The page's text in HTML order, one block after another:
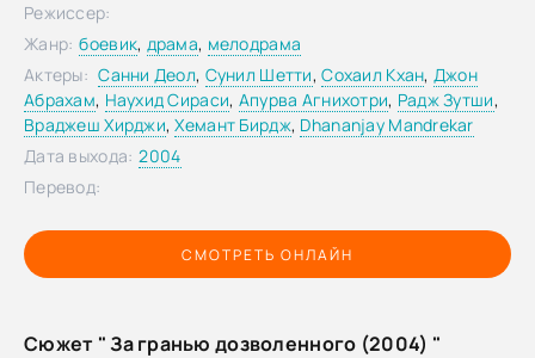
СМОТРЕТЬ ОНЛАЙН
Режиссер:
Жанр: боевик, драма, мелодрама
Актеры: Санни Деол, Сунил Шетти,Сохаил Кхан, Джон
Абрахам, Наухид Сираси, Апурва Агнихотри, Радж Зутши,
Враджеш Хирджи,Хемант Бирдж, Dhananjay Mandrekar
Дата выхода: 2004
Перевод:
Сюжет " За гранью дозволенного (2004) "